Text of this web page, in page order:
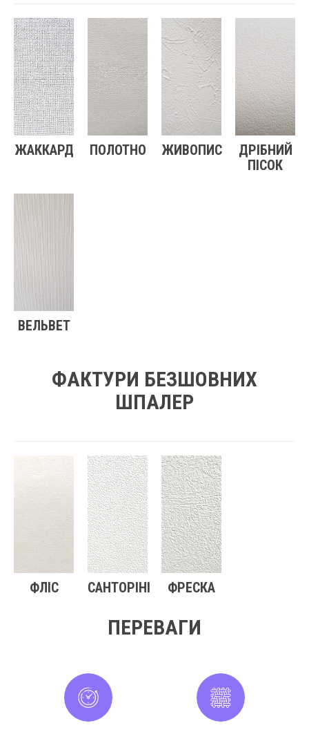
ЖАККАРД ПОЛОТНО ЖИВОПИС
ДРІБНИЙ
ПІСОК
ВЕЛЬВЕТ
ФАКТУРИ БЕЗШОВНИХ
ШПАЛЕР
ФЛІС САНТОРІНІ ФРЕСКА
ПЕРЕВАГИ